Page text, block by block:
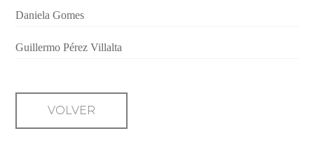
Daniela Gomes
Guillermo Pérez Villalta
VOLVER